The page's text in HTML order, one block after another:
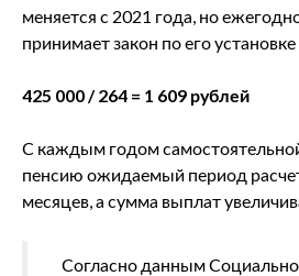
меняется с 2021 года, но
принимает закон по его
425 000 / 264 = 1 609 рублей
С каждым годом
пенсию ожидаемый период
месяцев, а сумма выплат
Согласно данным